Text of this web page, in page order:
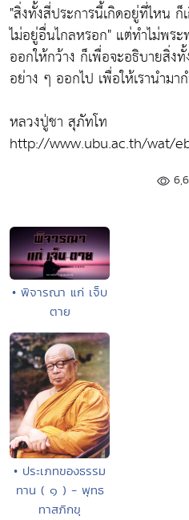
"สิ่งทั้งสี่ประการนี้เกิดอยู่ที่ไหน ก็
ไม่อยู่อื่นไกลหรอก" แต่ทำไม่พร
ออกให้กว้าง ก็เพื่อจะอธิบายสิ่ง
อย่าง ๆ ออกไป เพื่อให้เรานำม
หลวงปู่ชา สุภัทโท
http://www.ubu.ac.th/wat/
• พิจารณา แก่ เจ็บ
ตาย
• ประเภทของธรรม
ทาน ( ๑ ) - พุทธ
ทาสภิกขุ